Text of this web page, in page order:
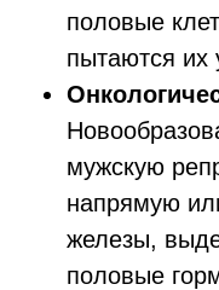
половые
пытаются их
мужскую
напрямую
железы,
половые